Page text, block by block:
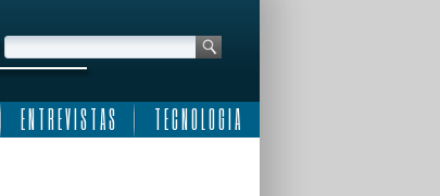
E N T R E V I S T A S T E C N O L O G I A